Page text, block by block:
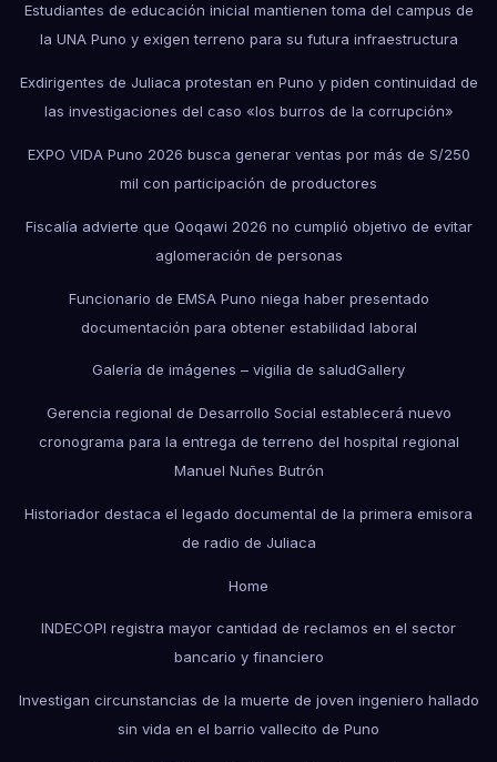
Estudiantes de educación inicial mantienen toma del campus de
la UNA Puno y exigen terreno para su futura infraestructura
Exdirigentes de Juliaca protestan en Puno y piden continuidad de
las investigaciones del caso «los burros de la corrupción»
EXPO VIDA Puno 2026 busca generar ventas por más de S/250
mil con participación de productores
Fiscalía advierte que Qoqawi 2026 no cumplió objetivo de evitar
aglomeración de personas
Funcionario de EMSA Puno niega haber presentado
documentación para obtener estabilidad laboral
Galería de imágenes – vigilia de saludGallery
Gerencia regional de Desarrollo Social establecerá nuevo
cronograma para la entrega de terreno del hospital regional
Manuel Nuñes Butrón
Historiador destaca el legado documental de la primera emisora
de radio de Juliaca
Home
INDECOPI registra mayor cantidad de reclamos en el sector
bancario y financiero
Investigan circunstancias de la muerte de joven ingeniero hallado
sin vida en el barrio vallecito de Puno